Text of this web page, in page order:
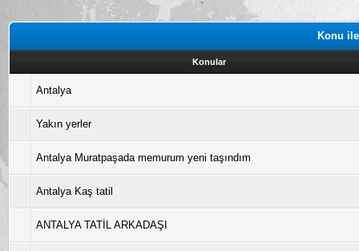
Konu
Konular
Antalya
Yakın yerler
Antalya Muratpaşada memurum yeni taşındım
Antalya Kaş tatil
ANTALYA TATİL ARKADAŞI